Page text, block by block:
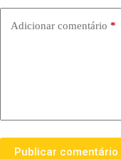
Adicionar comentário *
Publicar comentário